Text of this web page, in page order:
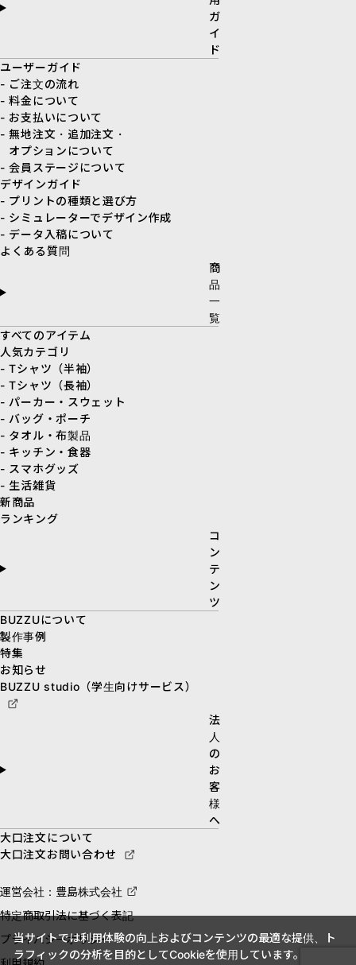
ガ
イ
ド
ユーザーガイド
- ご注文の流れ
- 料金について
- お支払いについて
- 無地注文・追加注文・
オプションについて
- 会員ステージについて
デザインガイド
- プリントの種類と選び方
- シミュレーターでデザイン作成
- データ入稿について
よくある質問
商
品
一
覧
すべてのアイテム
人気カテゴリ
- Tシャツ（半袖）
- Tシャツ（長袖）
- パーカー・スウェット
- バッグ・ポーチ
- タオル・布製品
- キッチン・食器
- スマホグッズ
- 生活雑貨
新商品
ランキング
コ
ン
テ
ン
ツ
BUZZUについて
製作事例
特集
お知らせ
BUZZU studio（学生向けサービス）
法
人
の
お
客
様
へ
大口注文について
大口注文お問い合わせ
運営会社：豊島株式会社
特定商取引法に基づく表記
プライバシーポリシー
当サイトでは利用体験の向上およびコンテンツの最適な提供、ト
ラフィックの分析を目的としてCookieを使用しています。